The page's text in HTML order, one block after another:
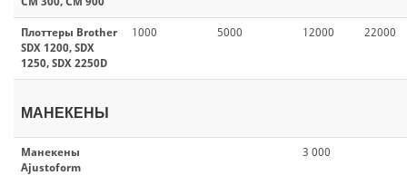
Плоттеры Brother
SDX 1200, SDX
1250, SDX 2250D
1000 5000 12000 22000
МАНЕКЕНЫ
Манекены
Ajustoform
3 000